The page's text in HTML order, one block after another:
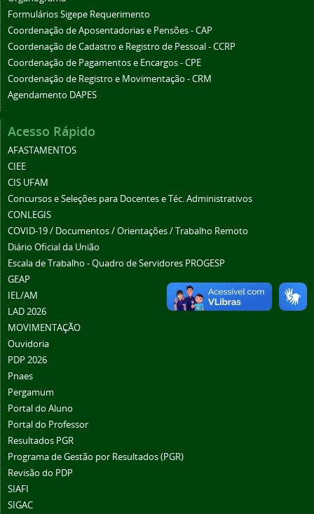
Formulários Sigepe Requerimento
Coordenação de Aposentadorias e Pensões - CAP
Coordenação de Cadastro e Registro de Pessoal - CCRP
Coordenação de Pagamentos e Encargos - CPE
Coordenação de Registro e Movimentação - CRM
Agendamento DAPES
Acesso Rápido
AFASTAMENTOS
CIEE
CIS UFAM
Concursos e Seleções para Docentes e Téc. Administrativos
CONLEGIS
COVID-19 / Documentos / Orientações / Trabalho Remoto
Diário Oficial da União
Escala de Trabalho - Quadro de Servidores PROGESP
GEAP
IEL/AM
LAD 2026
MOVIMENTAÇÃO
Ouvidoria
PDP 2026
Pnaes
Pergamum
Portal do Aluno
Portal do Professor
Resultados PGR
Programa de Gestão por Resultados (PGR)
Revisão do PDP
SIAFI
SIGAC